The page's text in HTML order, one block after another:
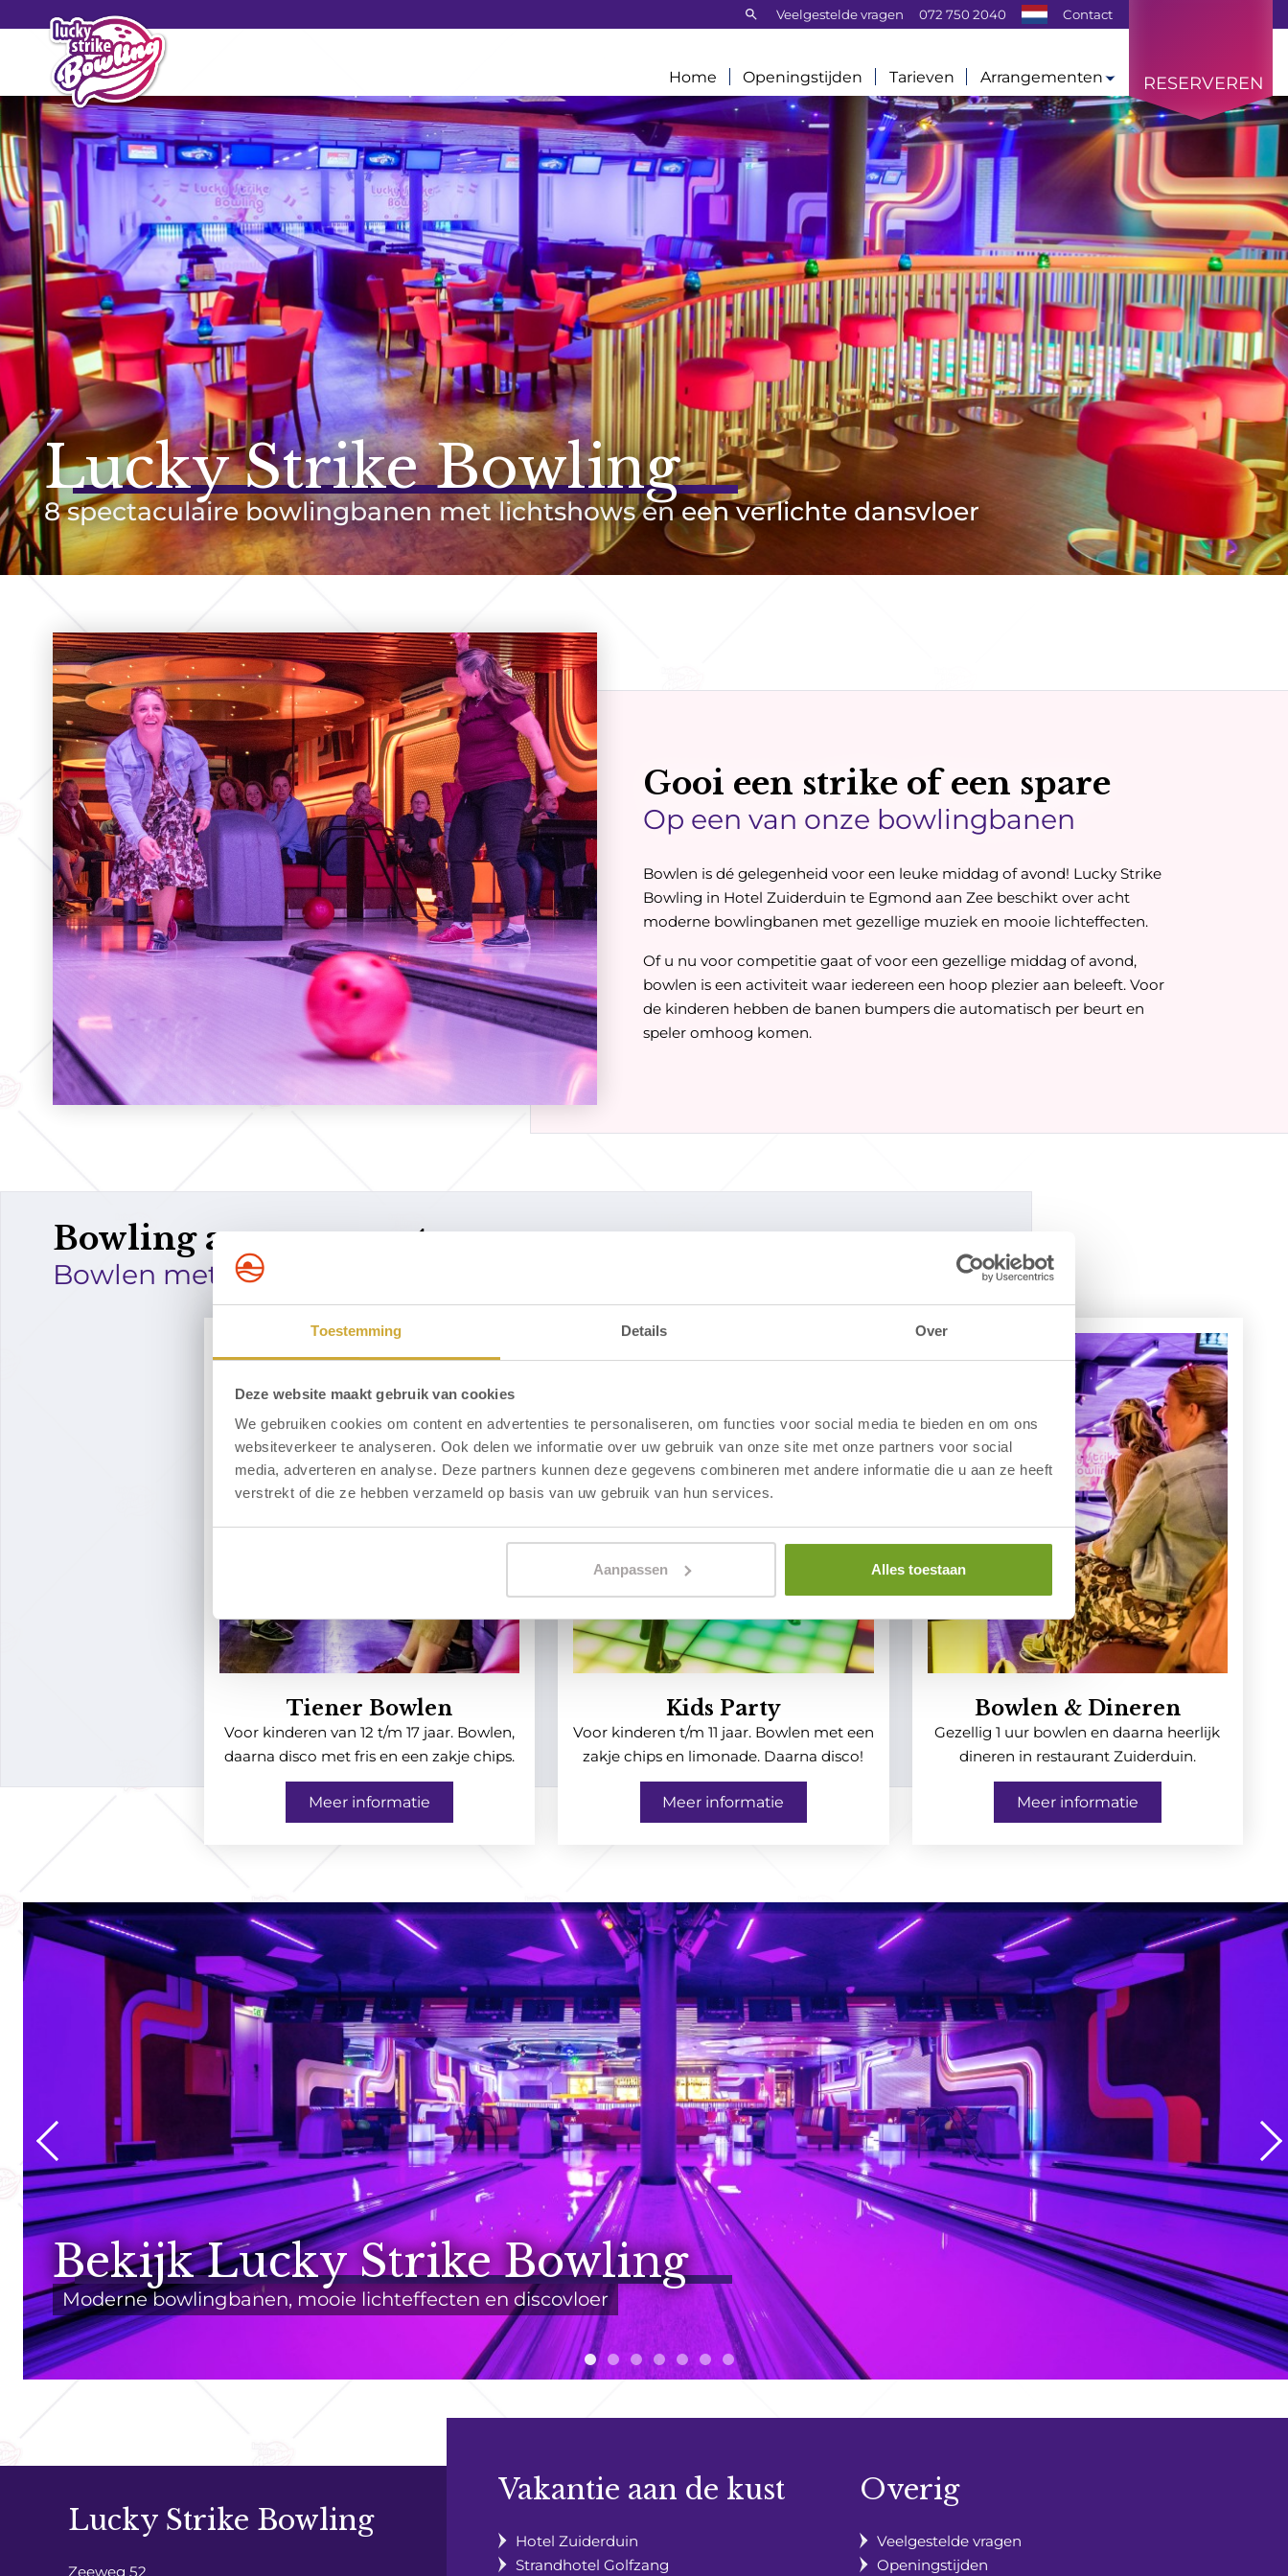
Toestemming Details Over
Deze website maakt gebruik van cookies
We gebruiken cookies om content en advertenties te personaliseren, om functies voor social media te bieden en om ons
websiteverkeer te analyseren. Ook delen we informatie over uw gebruik van onze site met onze partners voor social
media, adverteren en analyse. Deze partners kunnen deze gegevens combineren met andere informatie die u aan ze heeft
verstrekt of die ze hebben verzameld op basis van uw gebruik van hun services.
Aanpassen Alles toestaan
Zoeken:Veelgestelde vragen 072 750 2040 Contact
Home Openingstijden Tarieven Arrangementen RESERVEREN
Lucky Strike Bowling
8 spectaculaire bowlingbanen met lichtshows en een verlichte dansvloer
Gooi een strike of een spare
Op een van onze bowlingbanen
Bowlen is dé gelegenheid voor een leuke middag of avond! Lucky Strike
Bowling in Hotel Zuiderduin te Egmond aan Zee beschikt over acht
moderne bowlingbanen met gezellige muziek en mooie lichteffecten.
Of u nu voor competitie gaat of voor een gezellige middag of avond,
bowlen is een activiteit waar iedereen een hoop plezier aan beleeft. Voor
de kinderen hebben de banen bumpers die automatisch per beurt en
speler omhoog komen.
Bowling arrangementen
Bowlen met extra's
Tiener Bowlen
Voor kinderen van 12 t/m 17 jaar. Bowlen,
daarna disco met fris en een zakje chips.
Meer informatie
Kids Party
Voor kinderen t/m 11 jaar. Bowlen met een
zakje chips en limonade. Daarna disco!
Meer informatie
Bowlen & Dineren
Gezellig 1 uur bowlen en daarna heerlijk
dineren in restaurant Zuiderduin.
Meer informatie
Bekijk Lucky Strike Bowling
Moderne bowlingbanen, mooie lichteffecten en discovloer
Lucky Strike Bowling
Zeeweg 52
Vakantie aan de kust
Hotel Zuiderduin
Strandhotel Golfzang
Overig
Veelgestelde vragen
Openingstijden